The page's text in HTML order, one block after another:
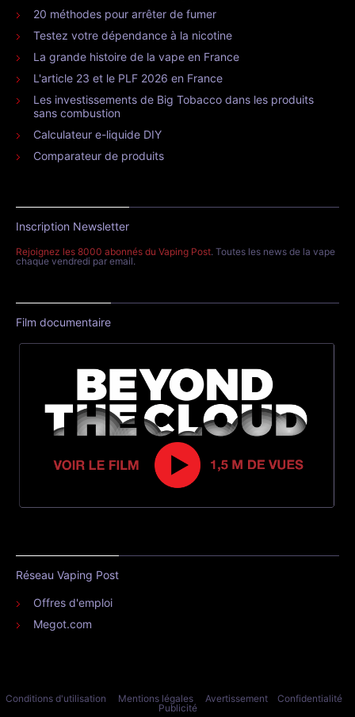
20 méthodes pour arrêter de fumer
Testez votre dépendance à la nicotine
La grande histoire de la vape en France
L'article 23 et le PLF 2026 en France
Les investissements de Big Tobacco dans les produits
sans combustion
Calculateur e-liquide DIY
Comparateur de produits
Inscription Newsletter
Rejoignez les 8000 abonnés du Vaping Post. Toutes les news de la vape
chaque vendredi par email.
Film documentaire
Réseau Vaping Post
Offres d'emploi
Megot.com
Conditions d'utilisation Mentions légales Avertissement
Confidentialité
Publicité